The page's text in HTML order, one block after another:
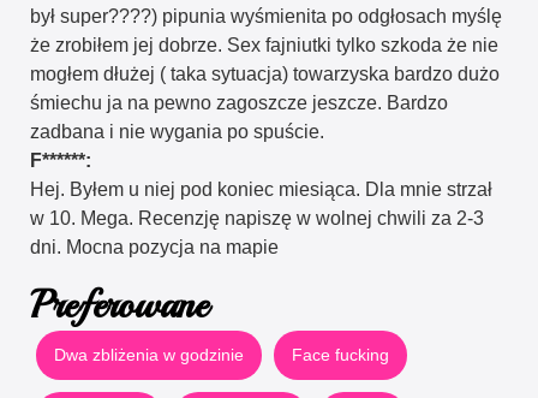
był super????) pipunia wyśmienita po odgłosach myślę
że zrobiłem jej dobrze. Sex fajniutki tylko szkoda że nie
mogłem dłużej ( taka sytuacja) towarzyska bardzo dużo
śmiechu ja na pewno zagoszcze jeszcze. Bardzo
zadbana i nie wygania po spuście.
F******:
Hej. Byłem u niej pod koniec miesiąca. Dla mnie strzał
w 10. Mega. Recenzję napiszę w wolnej chwili za 2-3
dni. Mocna pozycja na mapie
Preferowane
Dwa zbliżenia w godzinie Face fucking